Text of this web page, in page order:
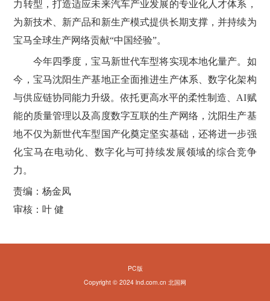
力转型，打造适应未来汽车产业发展的专业化人才体系，
为新技术、新产品和新生产模式提供长期支撑，并持续为
宝马全球生产网络贡献“中国经验”。
今年四季度，宝马新世代车型将实现本地化量产。如
今，宝马沈阳生产基地正全面推进生产体系、数字化架构
与供应链协同能力升级。依托更高水平的柔性制造、AI赋
能的质量管理以及高度数字互联的生产网络，沈阳生产基
地不仅为新世代车型国产化奠定坚实基础，还将进一步强
化宝马在电动化、数字化与可持续发展领域的综合竞争
力。
责编：杨金凤
审核：叶 健
PC版
Copyright © 2024 lnd.com.cn 北国网